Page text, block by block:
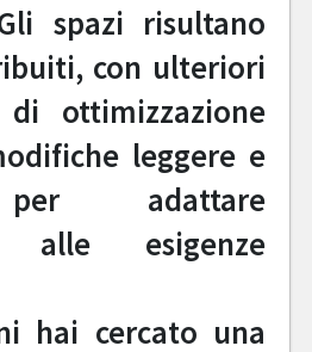
spazi risultano
con ulteriori
ottimizzazione
leggere e
adattare
alle esigenze
hai cercato una